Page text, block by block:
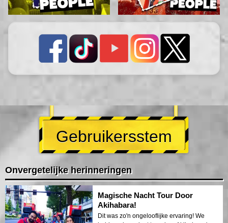
Gebruikersstem
Onvergetelijke herinneringen
Magische Nacht Tour Door
Akihabara!
Dit was zo'n ongelooflijke ervaring! We